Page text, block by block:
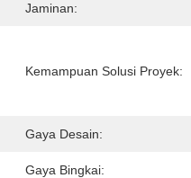
Jaminan:
Kemampuan Solusi Proyek:
Gaya Desain:
Gaya Bingkai: